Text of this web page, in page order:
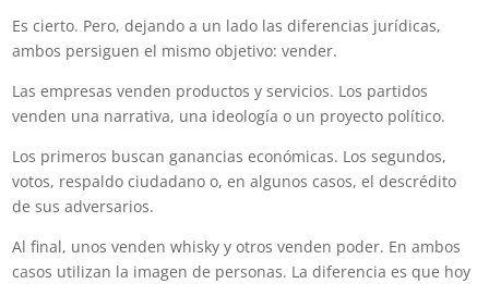
Es cierto. Pero, dejando a un lado las diferencias jurídicas,
ambos persiguen el mismo objetivo: vender.
Las empresas venden productos y servicios. Los partidos
venden una narrativa, una ideología o un proyecto político.
Los primeros buscan ganancias económicas. Los segundos,
votos, respaldo ciudadano o, en algunos casos, el descrédito
de sus adversarios.
Al final, unos venden whisky y otros venden poder. En ambos
casos utilizan la imagen de personas. La diferencia es que hoy